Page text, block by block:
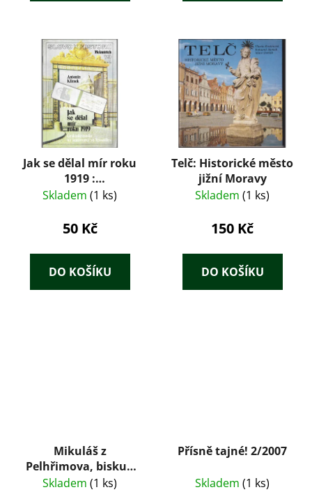
Jak se dělal mír roku
1919 :
Československo na
Versailles
Skladem (1 ks)
50 Kč
DO KOŠÍKU
Telč: Historické město
jižní Moravy
Skladem (1 ks)
150 Kč
DO KOŠÍKU
Mikuláš z
Pelhřimova, biskup
táborského bratrstva
Skladem (1 ks)
Přísně tajné! 2/2007
Skladem (1 ks)